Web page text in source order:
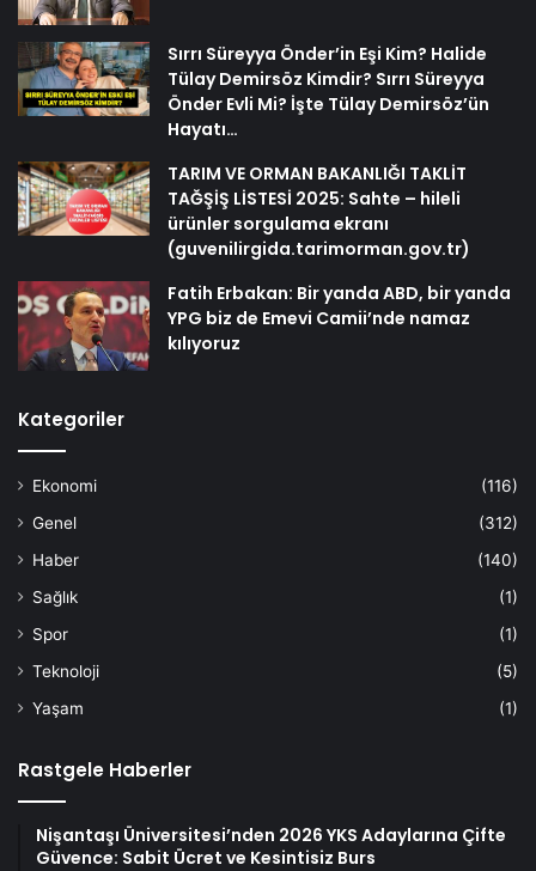
Sırrı Süreyya Önder’in Eşi Kim? Halide
Tülay Demirsöz Kimdir? Sırrı Süreyya
Önder Evli Mi? İşte Tülay Demirsöz’ün
Hayatı…
TARIM VE ORMAN BAKANLIĞI TAKLİT
TAĞŞİŞ LİSTESİ 2025: Sahte – hileli
ürünler sorgulama ekranı
(guvenilirgida.tarimorman.gov.tr)
Fatih Erbakan: Bir yanda ABD, bir yanda
YPG biz de Emevi Camii’nde namaz
kılıyoruz
Kategoriler
Ekonomi
(116)
Genel
(312)
Haber
(140)
Sağlık
(1)
Spor
(1)
Teknoloji
(5)
Yaşam
(1)
Rastgele Haberler
Nişantaşı Üniversitesi’nden 2026 YKS Adaylarına Çifte
Güvence: Sabit Ücret ve Kesintisiz Burs